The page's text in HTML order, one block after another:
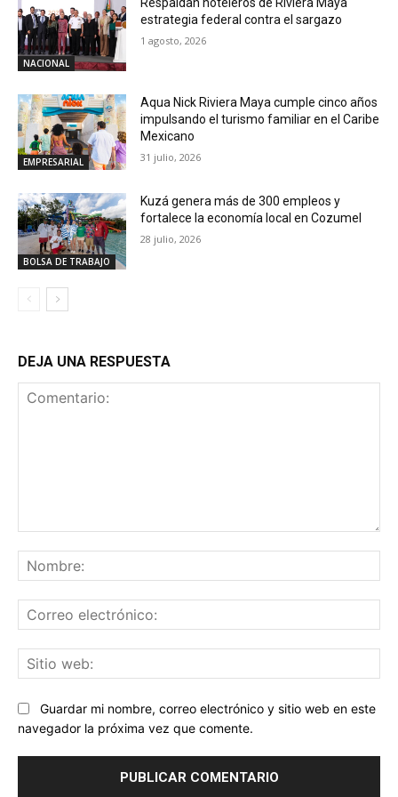
NACIONAL
estrategia federal contra el sargazo
1 agosto, 2026
EMPRESARIAL
Aqua Nick Riviera Maya cumple cinco años
impulsando el turismo familiar en el Caribe
Mexicano
31 julio, 2026
BOLSA DE TRABAJO
Kuzá genera más de 300 empleos y
fortalece la economía local en Cozumel
28 julio, 2026
DEJA UNA RESPUESTA
Guardar mi nombre, correo electrónico y sitio web en este
navegador la próxima vez que comente.